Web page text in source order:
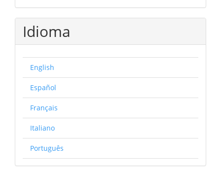
Idioma
English
Español
Français
Italiano
Português